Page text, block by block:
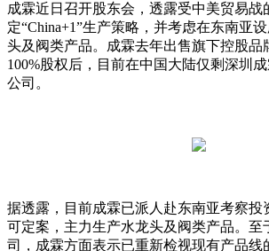
成霖近日召开股东会，透露受中美贸易战
定“China+1”生产策略，并考虑在东南亚
头及阀类产品。成霖去年出售旗下控股品
100%股权后，目前在中国大陆仅剩深圳
公司。
据透露，目前成霖已派人赴东南亚考察投
可定案，主力生产水龙头及阀类产品。至
司，成霖方面表示已重新检视现有产品线